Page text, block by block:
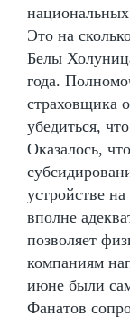
Это на
Белы
года.
страховщика
убедиться,
Оказалось,
устройстве
вполне
позволяет
компаниям
июне были
Фанатов